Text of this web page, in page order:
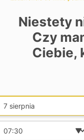
prezentuje 17
w
Niestety
Czy
Ciebie,